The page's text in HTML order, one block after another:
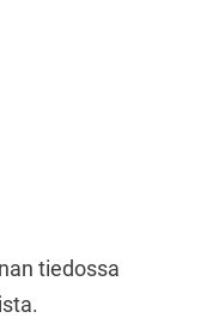
tiedossa